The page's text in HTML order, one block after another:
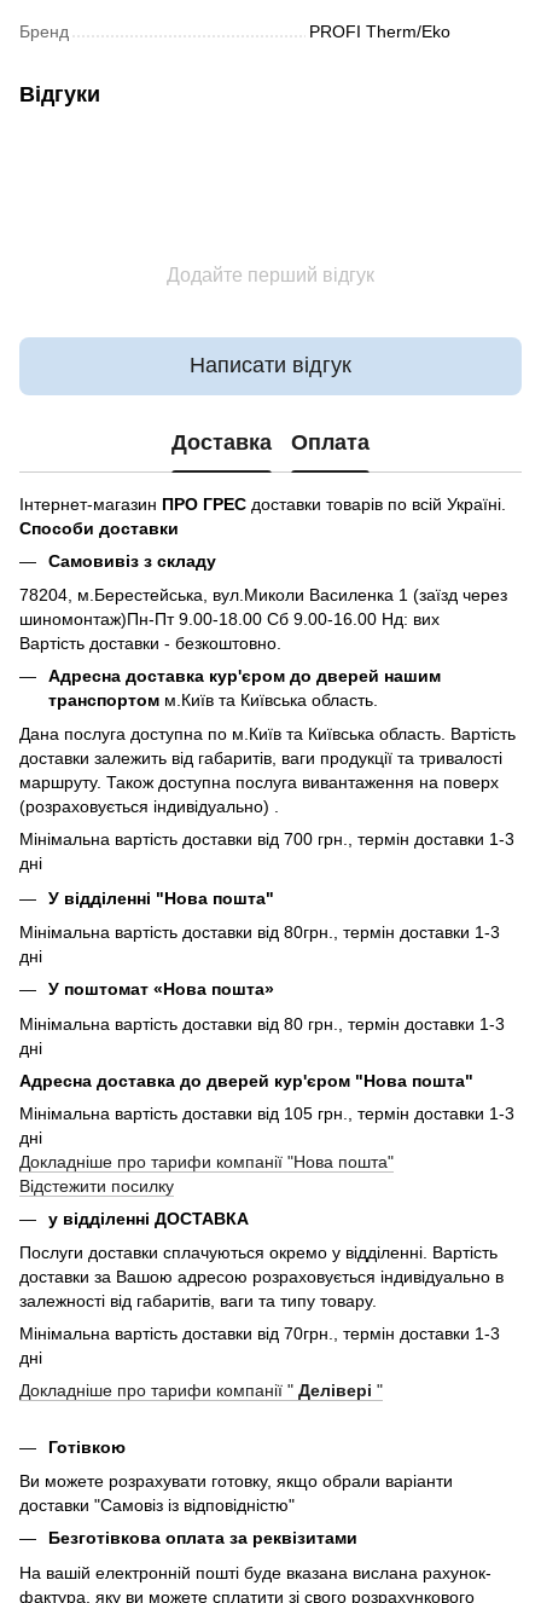
Бренд PROFI Therm/Eko
Відгуки
Додайте перший відгук
Написати відгук
Доставка Оплата
Інтернет-магазин ПРО ГРЕС доставки товарів по всій Україні.
Способи доставки
Самовивіз з складу
78204, м.Берестейська, вул.Миколи Василенка 1 (заїзд через
шиномонтаж)Пн-Пт 9.00-18.00 Сб 9.00-16.00 Нд: вих
Вартість доставки - безкоштовно.
Адресна доставка кур'єром до дверей нашим
транспортом м.Київ та Київська область.
Дана послуга доступна по м.Київ та Київська область. Вартість
доставки залежить від габаритів, ваги продукції та тривалості
маршруту. Також доступна послуга вивантаження на поверх
(розраховується індивідуально) .
Мінімальна вартість доставки від 700 грн., термін доставки 1-3
дні
У відділенні "Нова пошта"
Мінімальна вартість доставки від 80грн., термін доставки 1-3
дні
У поштомат «Нова пошта»
Мінімальна вартість доставки від 80 грн., термін доставки 1-3
дні
Адресна доставка до дверей кур'єром "Нова пошта"
Мінімальна вартість доставки від 105 грн., термін доставки 1-3
дні
Докладніше про тарифи компанії "Нова пошта"
Відстежити посилку
у відділенні ДОСТАВКА
Послуги доставки сплачуються окремо у відділенні. Вартість
доставки за Вашою адресою розраховується індивідуально в
залежності від габаритів, ваги та типу товару.
Мінімальна вартість доставки від 70грн., термін доставки 1-3
дні
Докладніше про тарифи компанії " Делівері "
Готівкою
Ви можете розрахувати готовку, якщо обрали варіанти
доставки "Самовіз із відповідністю"
Безготівкова оплата за реквізитами
На вашій електронній пошті буде вказана вислана рахунок-
фактура, яку ви можете сплатити зі свого розрахункового